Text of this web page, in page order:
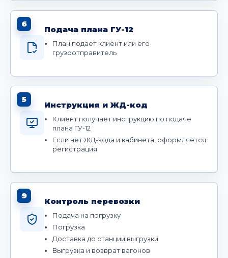
6
Подача плана ГУ-12
План подает клиент или его
грузоотправитель
5
Инструкция и ЖД-код
Клиент получает инструкцию по подаче
плана ГУ-12
Если нет ЖД-кода и кабинета, оформляется
регистрация
9
Контроль перевозки
Подача на погрузку
Погрузка
Доставка до станции выгрузки
Выгрузка и возврат вагонов